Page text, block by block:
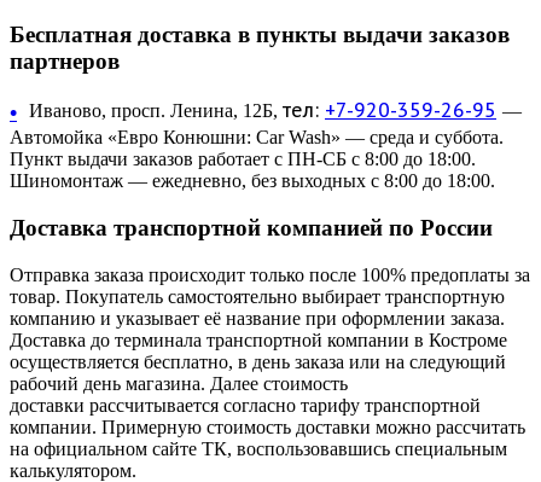
Бесплатная доставка в пункты выдачи заказов
партнеров
• Иваново, просп. Ленина, 12Б, тел: +7-920-359-26-95 —
Автомойка «Евро Конюшни: Car Wash» — среда и суббота.
Пункт выдачи заказов работает с ПН-СБ с 8:00 до 18:00.
Шиномонтаж — ежедневно, без выходных с 8:00 до 18:00.
Доставка транспортной компанией по России
Отправка заказа происходит только после 100% предоплаты за
товар. Покупатель самостоятельно выбирает транспортную
компанию и указывает её название при оформлении заказа.
Доставка до терминала транспортной компании в Костроме
осуществляется бесплатно, в день заказа или на следующий
рабочий день магазина. Далее стоимость
доставки рассчитывается согласно тарифу транспортной
компании. Примерную стоимость доставки можно рассчитать
на официальном сайте ТК, воспользовавшись специальным
калькулятором.